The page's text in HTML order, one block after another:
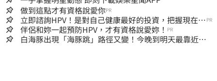
做到這點才有資格說愛你PR
立即諮詢HPV！是對自己健康最好的投資，把握現在不
嫌晚！
PR
伴侶和妳一起預防HPV，才有資格說愛妳！ PR
白海豚出現「海豚跳」路徑又變！今晚到明天最靠近